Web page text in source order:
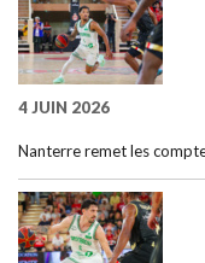
4 JUIN 2026
Nanterre remet les